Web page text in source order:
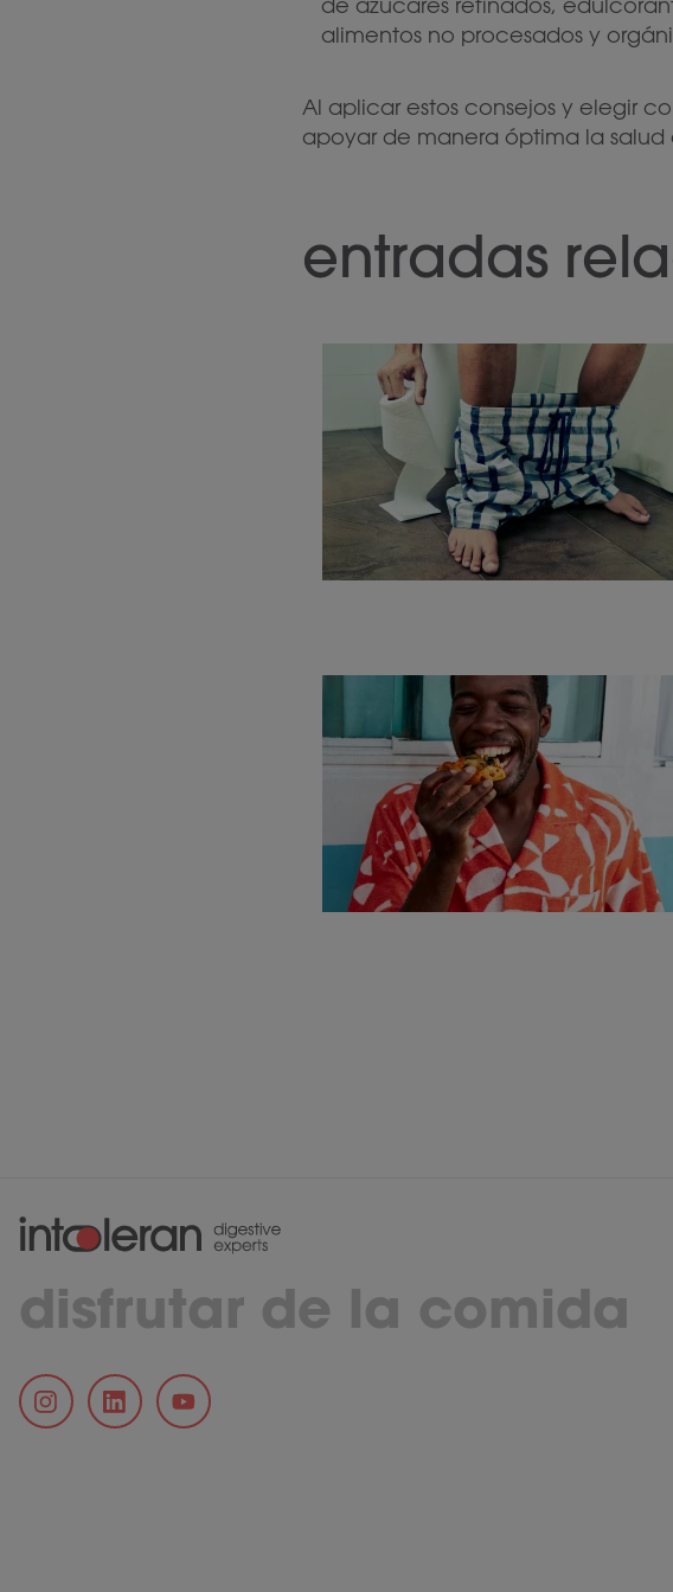
de azúcares refinados,
alimentos no procesados y
Al aplicar estos consejos y elegir
apoyar de manera óptima la
entradas
disfrutar de la comida